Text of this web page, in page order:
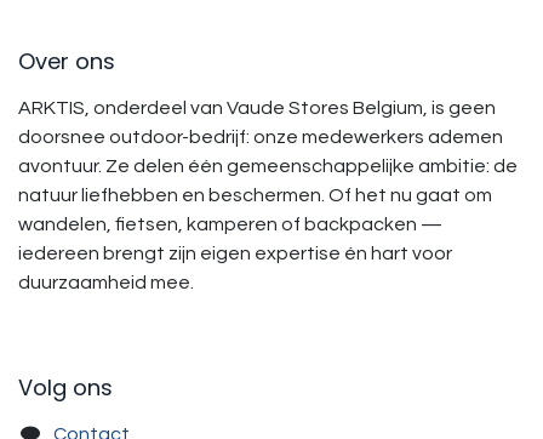
Over ons
ARKTIS, onderdeel van Vaude Stores Belgium, is geen
doorsnee outdoor-bedrijf: onze medewerkers ademen
avontuur. Ze delen één gemeenschappelijke ambitie: de
natuur liefhebben en beschermen. Of het nu gaat om
wandelen, fietsen, kamperen of backpacken —
iedereen brengt zijn eigen expertise én hart voor
duurzaamheid mee.
Volg ons
Contact